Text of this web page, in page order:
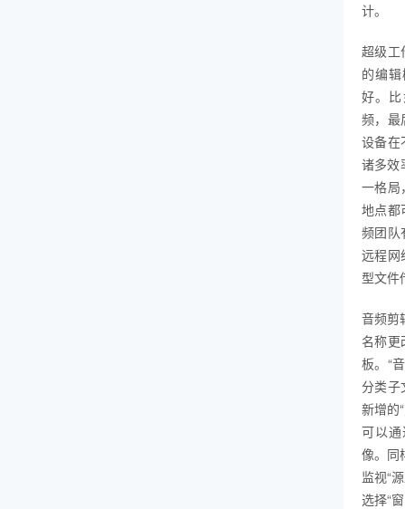
计。
超级工
的编
好。
频，最
设备在
诸多效
一格局
地点都
频团队
远程网
型文件
音频剪
名称更
板。“
分类子
新增的
可以
像。同
监视“
选择“